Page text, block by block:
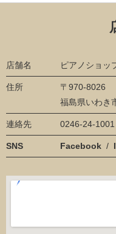
店舗名 ピアノショッ
住所
〒970-8026
福島県いわき
連絡先 0246-24-1001
SNS Facebook /